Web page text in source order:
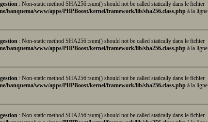
: Non-static method SHA256::sum() should not be called statically dans le fichier
banquema/www/apps/PHPBoost/kernel/framework/lib/sha256.class.php à la ligne
: Non-static method SHA256::sum() should not be called statically dans le fichier
banquema/www/apps/PHPBoost/kernel/framework/lib/sha256.class.php à la ligne
: Non-static method SHA256::sum() should not be called statically dans le fichier
banquema/www/apps/PHPBoost/kernel/framework/lib/sha256.class.php à la ligne
: Non-static method SHA256::sum() should not be called statically dans le fichier